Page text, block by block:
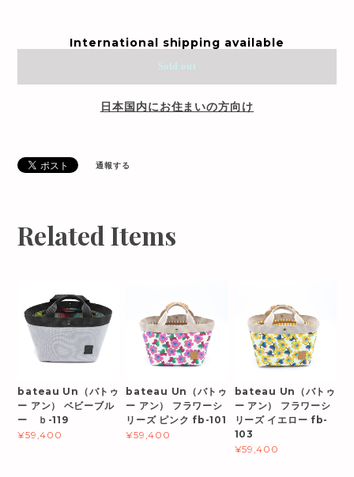
International shipping available
Sold out
日本国内にお住まいの方向け
通報する
Related Items
bateau Un（バトゥ
ー アン） ベビーブル
ー ｂ-119
¥59,400
bateau Un（バトゥ
ー アン） フラワーシ
リーズ ピンク fb-101
¥59,400
bateau Un（バトゥ
ー アン） フラワーシ
リーズ イエロー fb-
103
¥59,400